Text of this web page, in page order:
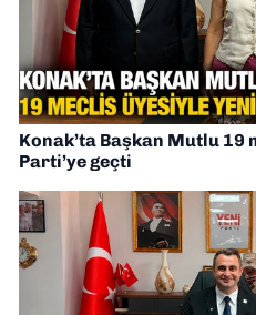
Konak’ta Başkan Mutlu 19
Parti’ye geçti